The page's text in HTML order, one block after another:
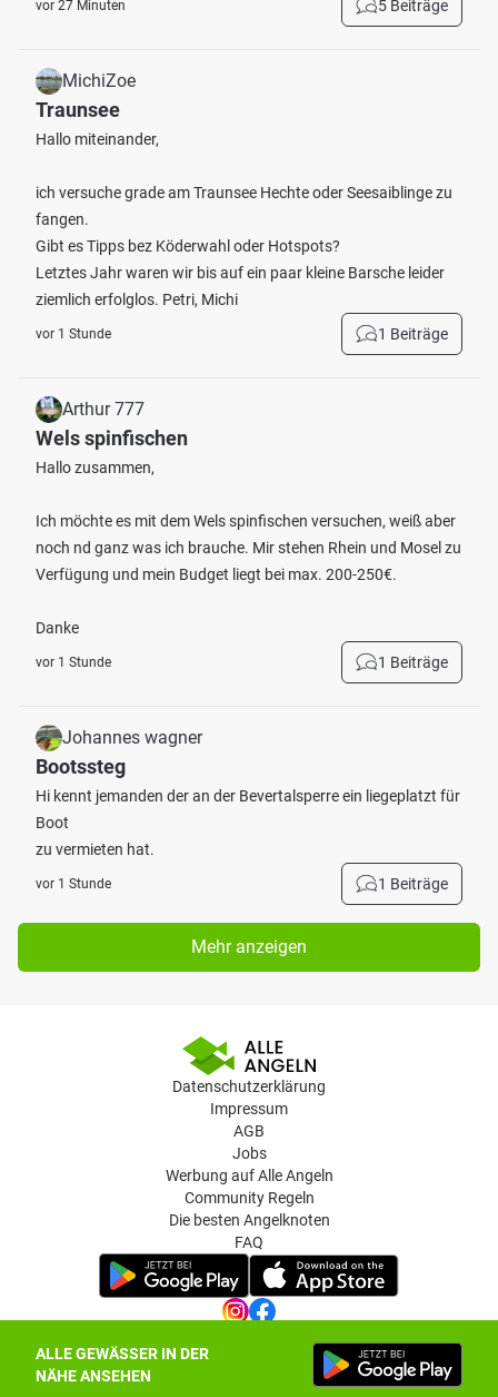
ALLE GEWÄSSER IN DER
NÄHE ANSEHEN
vor 27 Minuten 5 Beiträge
MichiZoe
Traunsee
Hallo miteinander,
ich versuche grade am Traunsee Hechte oder Seesaiblinge zu
fangen.
Gibt es Tipps bez Köderwahl oder Hotspots?
Letztes Jahr waren wir bis auf ein paar kleine Barsche leider
ziemlich erfolglos. Petri, Michi
vor 1 Stunde 1 Beiträge
Arthur 777
Wels spinfischen
Hallo zusammen,
Ich möchte es mit dem Wels spinfischen versuchen, weiß aber
noch nd ganz was ich brauche. Mir stehen Rhein und Mosel zu
Verfügung und mein Budget liegt bei max. 200-250€.
Danke
vor 1 Stunde 1 Beiträge
Johannes wagner
Bootssteg
Hi kennt jemanden der an der Bevertalsperre ein liegeplatzt für
Boot
zu vermieten hat.
vor 1 Stunde 1 Beiträge
Mehr anzeigen
Datenschutzerklärung
Impressum
AGB
Jobs
Werbung auf Alle Angeln
Community Regeln
Die besten Angelknoten
FAQ
Datenschutz-Einstellungen